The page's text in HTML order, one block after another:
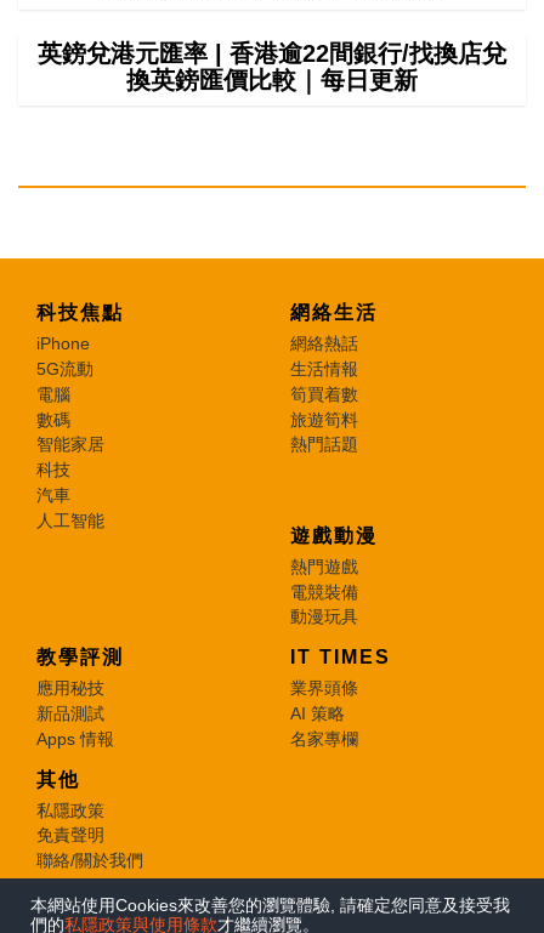
本網站使用Cookies來改善您的瀏覽體驗, 請確定您同意及接受我
們的私隱政策與使用條款才繼續瀏覽。
英鎊兌港元匯率 | 香港逾22間銀行/找換店兌
換英鎊匯價比較｜每日更新
科技焦點
iPhone
5G流動
電腦
數碼
智能家居
科技
汽車
人工智能
網絡生活
網絡熱話
生活情報
筍買着數
旅遊筍料
熱門話題
遊戲動漫
熱門遊戲
電競裝備
動漫玩具
教學評測
應用秘技
新品測試
Apps 情報
IT TIMES
業界頭條
AI 策略
名家專欄
其他
私隱政策
免責聲明
聯絡/關於我們
© 2026 e-zone. All Rights Reserved.